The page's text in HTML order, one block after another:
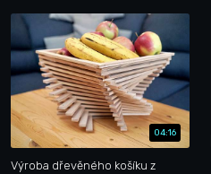
04:16
Výroba dřevěného košíku z